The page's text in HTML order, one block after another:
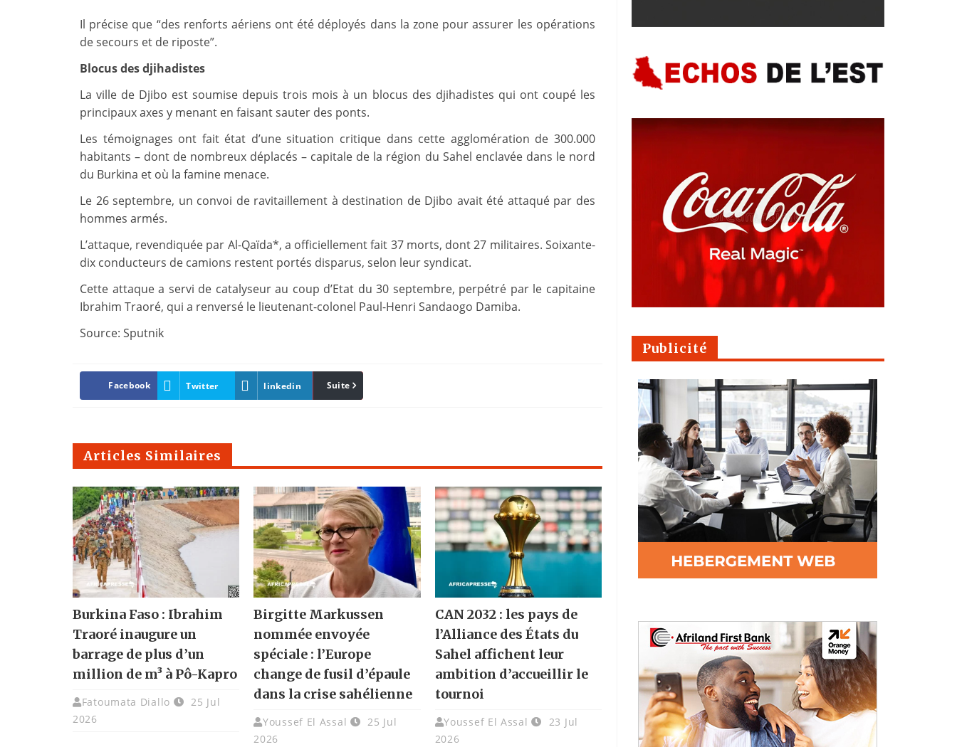
Il précise que “des renforts aériens ont été déployés dans la zone pour assurer les opérations
de secours et de riposte”.
Blocus des djihadistes
La ville de Djibo est soumise depuis trois mois à un blocus des djihadistes qui ont coupé les
principaux axes y menant en faisant sauter des ponts.
Les témoignages ont fait état d’une situation critique dans cette agglomération de 300.000
habitants – dont de nombreux déplacés – capitale de la région du Sahel enclavée dans le nord
du Burkina et où la famine menace.
Le 26 septembre, un convoi de ravitaillement à destination de Djibo avait été attaqué par des
hommes armés.
L’attaque, revendiquée par Al-Qaïda*, a officiellement fait 37 morts, dont 27 militaires. Soixante-
dix conducteurs de camions restent portés disparus, selon leur syndicat.
Cette attaque a servi de catalyseur au coup d’Etat du 30 septembre, perpétré par le capitaine
Ibrahim Traoré, qui a renversé le lieutenant-colonel Paul-Henri Sandaogo Damiba.
Source: Sputnik
Facebook Twitter linkedin Pinterest
Suite
Articles Similaires
Burkina Faso : Ibrahim
Traoré inaugure un
barrage de plus d’un
million de m³ à Pô-Kapro
Fatoumata Diallo
25 Jul
2026
Birgitte Markussen
nommée envoyée
spéciale : l’Europe
change de fusil d’épaule
dans la crise sahélienne
Youssef El Assal
25 Jul
2026
CAN 2032 : les pays de
l’Alliance des États du
Sahel affichent leur
ambition d’accueillir le
tournoi
Youssef El Assal
23 Jul
2026
Publicité